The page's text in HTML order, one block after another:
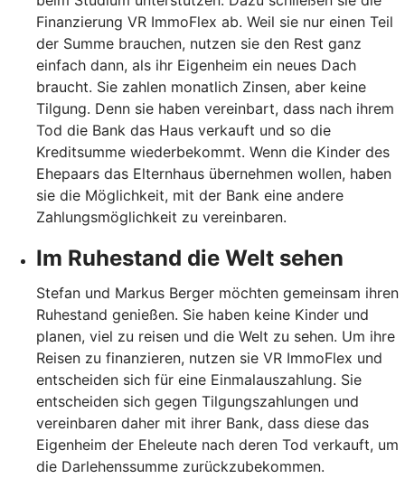
Finanzierung VR ImmoFlex ab. Weil sie nur einen Teil
der Summe brauchen, nutzen sie den Rest ganz
einfach dann, als ihr Eigenheim ein neues Dach
braucht. Sie zahlen monatlich Zinsen, aber keine
Tilgung. Denn sie haben vereinbart, dass nach ihrem
Tod die Bank das Haus verkauft und so die
Kreditsumme wiederbekommt. Wenn die Kinder des
Ehepaars das Elternhaus übernehmen wollen, haben
sie die Möglichkeit, mit der Bank eine andere
Zahlungsmöglichkeit zu vereinbaren.
Im Ruhestand die Welt sehen
Stefan und Markus Berger möchten gemeinsam ihren
Ruhestand genießen. Sie haben keine Kinder und
planen, viel zu reisen und die Welt zu sehen. Um ihre
Reisen zu finanzieren, nutzen sie VR ImmoFlex und
entscheiden sich für eine Einmalauszahlung. Sie
entscheiden sich gegen Tilgungszahlungen und
vereinbaren daher mit ihrer Bank, dass diese das
Eigenheim der Eheleute nach deren Tod verkauft, um
die Darlehenssumme zurückzubekommen.